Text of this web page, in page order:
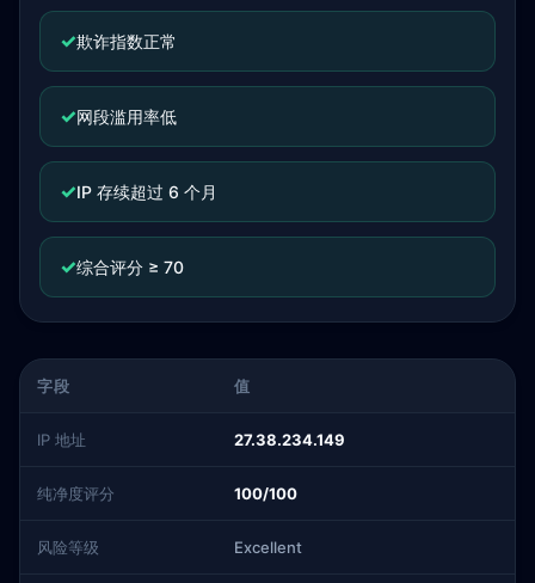
✓欺诈指数正常
✓网段滥用率低
✓IP 存续超过 6 个月
✓综合评分 ≥ 70
字段 值
IP 地址 27.38.234.149
纯净度评分 100/100
风险等级 Excellent